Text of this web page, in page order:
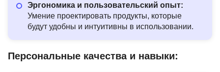
Эргономика и пользовательский опыт:
Умение проектировать продукты, которые
будут удобны и интуитивны в использовании.
Персональные качества и навыки: